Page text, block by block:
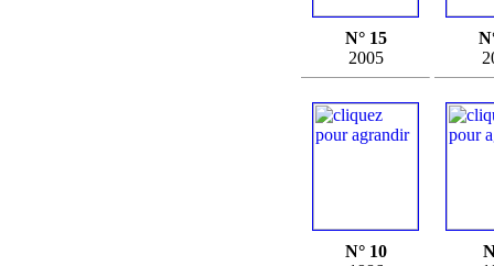
N° 15
2005
N° 10